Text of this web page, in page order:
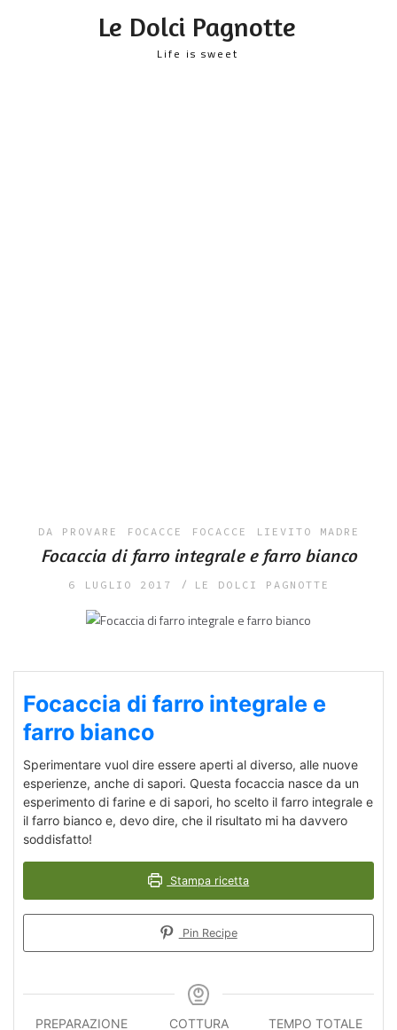
Le Dolci Pagnotte
Life is sweet
DA PROVARE FOCACCE FOCACCE LIEVITO MADRE
Focaccia di farro integrale e farro bianco
6 LUGLIO 2017 LE DOLCI PAGNOTTE
Focaccia di farro integrale e
farro bianco
Sperimentare vuol dire essere aperti al diverso, alle nuove
esperienze, anche di sapori. Questa focaccia nasce da un
esperimento di farine e di sapori, ho scelto il farro integrale e
il farro bianco e, devo dire, che il risultato mi ha davvero
soddisfatto!
Stampa ricetta
Pin Recipe
PREPARAZIONE
COTTURA
TEMPO TOTALE